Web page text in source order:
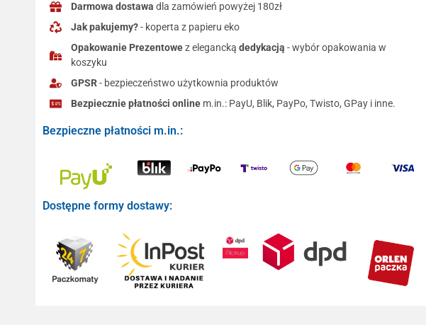
Darmowa dostawa dla zamówień powyżej 180zł
Jak pakujemy?- koperta z papieru eko
Opakowanie Prezentowez eleganckądedykacją - wybór opakowania w
koszyku
GPSR- bezpieczeństwo użytkownia produktów
Bezpiecznie płatności online m.in.: PayU, Blik, PayPo, Twisto, GPay i inne.
Bezpieczne płatności m.in.:
Dostępne formy dostawy: